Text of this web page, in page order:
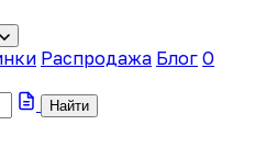
Распродажа Блог О
Найти